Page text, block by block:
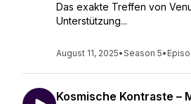
Das exakte Treffen von
Unterstützung...
August 11, 2025•Season 5•
Kosmische Kontraste –